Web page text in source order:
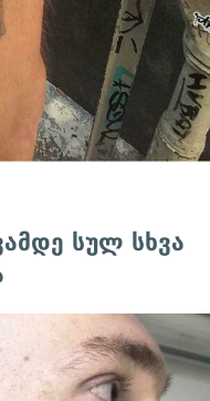
სულ სხვა